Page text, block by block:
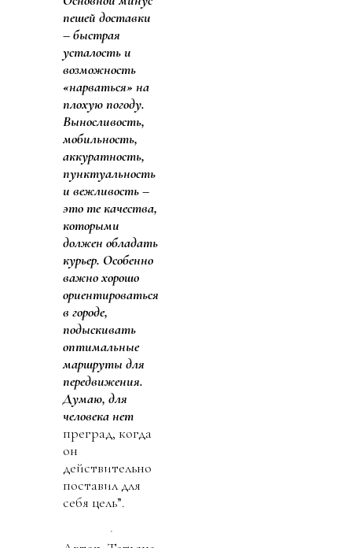
пешей доставки
– быстрая
усталость и
возможность
«нарваться» на
плохую погоду.
Выносливость,
мобильность,
аккуратность,
пунктуальность
и вежливость –
это те качества,
которыми
должен обладать
курьер. Особенно
важно хорошо
ориентироваться
в городе,
подыскивать
оптимальные
маршруты для
передвижения.
Думаю, для
человека нет
преград, когда
он
действительно
поставил для
себя цель”.